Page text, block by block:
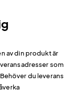
av din produkt är
som
du leverans